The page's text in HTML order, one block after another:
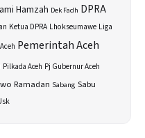
Hamzah Dek Fadh DPRA
Ketua DPRA Lhokseumawe Liga
Pemerintah Aceh
Pilkada Aceh Pj Gubernur Aceh
Ramadan Sabang Sabu